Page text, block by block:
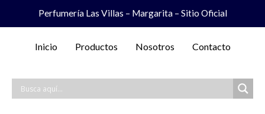
Perfumería Las Villas – Margarita – Sitio Oficial
Inicio Productos Nosotros Contacto